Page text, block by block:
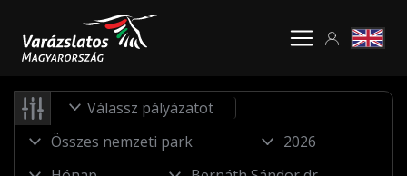
Válassz pályázatot